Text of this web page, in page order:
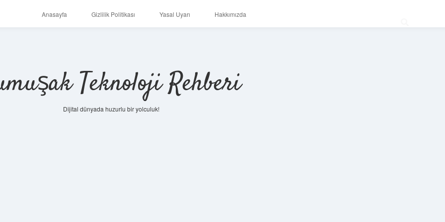
Anasayfa Gizlilik Politikası Yasal Uyarı Hakkımızda
Teknoloji Rehberi
Dijital dünyada huzurlu bir yolculuk!